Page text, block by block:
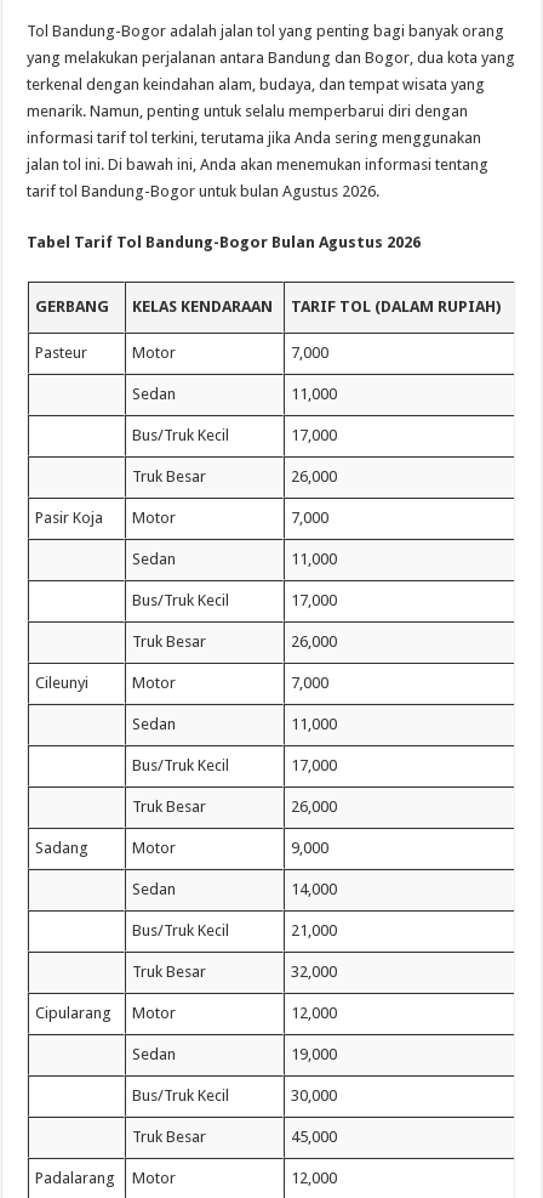
Tol Bandung-Bogor adalah jalan tol yang penting bagi banyak orang
yang melakukan perjalanan antara Bandung dan Bogor, dua kota yang
terkenal dengan keindahan alam, budaya, dan tempat wisata yang
menarik. Namun, penting untuk selalu memperbarui diri dengan
informasi tarif tol terkini, terutama jika Anda sering menggunakan
jalan tol ini. Di bawah ini, Anda akan menemukan informasi tentang
tarif tol Bandung-Bogor untuk bulan Agustus 2026.
Tabel Tarif Tol Bandung-Bogor Bulan Agustus 2026
GERBANG KELAS KENDARAAN TARIF TOL (DALAM RUPIAH)
Pasteur Motor 7,000
Sedan 11,000
Bus/Truk Kecil 17,000
Truk Besar 26,000
Pasir Koja Motor 7,000
Sedan 11,000
Bus/Truk Kecil 17,000
Truk Besar 26,000
Cileunyi Motor 7,000
Sedan 11,000
Bus/Truk Kecil 17,000
Truk Besar 26,000
Sadang Motor 9,000
Sedan 14,000
Bus/Truk Kecil 21,000
Truk Besar 32,000
Cipularang Motor 12,000
Sedan 19,000
Bus/Truk Kecil 30,000
Truk Besar 45,000
Padalarang Motor 12,000